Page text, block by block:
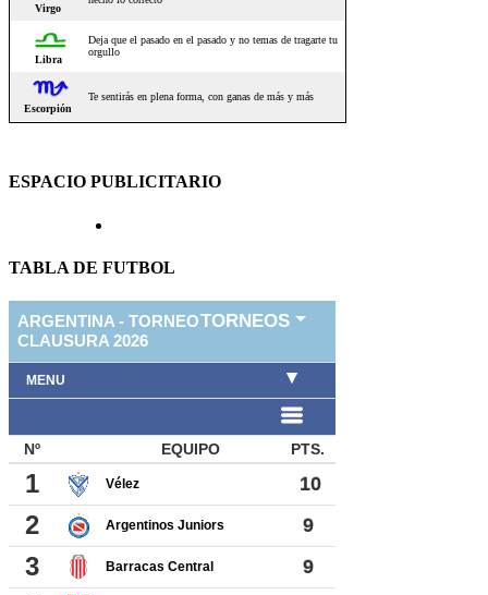
ESPACIO PUBLICITARIO
TABLA DE FUTBOL